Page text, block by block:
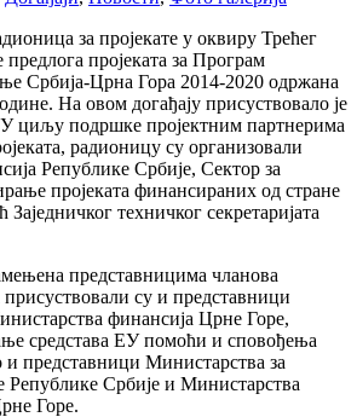
за пројекате у оквиру Трећег
пројеката за Програм
Србија-Црна Гора 2014-2020 одржана
На овом догађају присуствовало је
циљу подршке пројектним партнерима
радионицу су организовали
Републике Србије, Сектор за
пројеката финансираних од стране
техничког секретаријата
представницима чланова
су и представници
финансија Црне Горе,
средстава ЕУ помоћи и сповођења
представници Министарства за
Републике Србије и Министарства
Горе.